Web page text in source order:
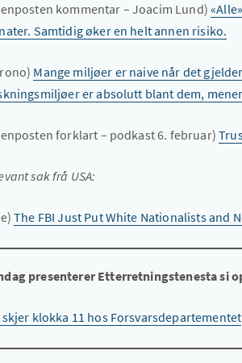
kommentar – Joacim Lund)
Samtidig øker en helt annen risiko.
Mange miljøer er naive når det
er absolutt blant dem,
forklart – podkast 6. februar)
sak frå USA:
The FBI Just Put White Nationalists and
presenterer Etterretningstenesta si
skjer klokka 11 hos Forsvarsdepartementet